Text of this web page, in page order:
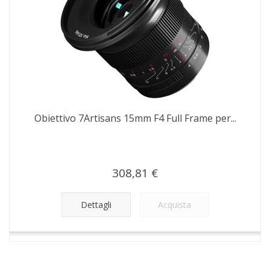
Obiettivo 7Artisans 15mm F4 Full Frame per...
308,81 €
Dettagli Acquista